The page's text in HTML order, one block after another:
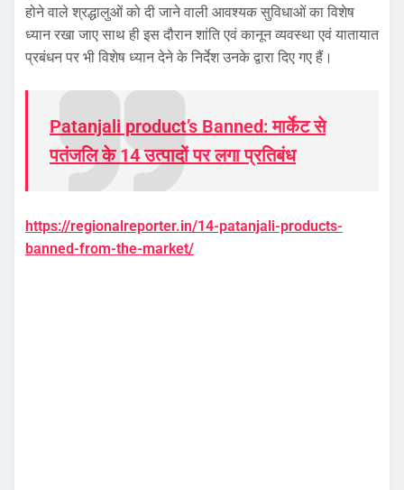
होने वाले श्रद्धालुओं को दी जाने वाली आवश्यक सुविधाओं का विशेष
ध्यान रखा जाए साथ ही इस दौरान शांति एवं कानून व्यवस्था एवं यातायात
प्रबंधन पर भी विशेष ध्यान देने के निर्देश उनके द्वारा दिए गए हैं।
Patanjali product’s Banned: मार्केट से
पतंजलि के 14 उत्पादों पर लगा प्रतिबंध
https://regionalreporter.in/14-patanjali-products-
banned-from-the-market/